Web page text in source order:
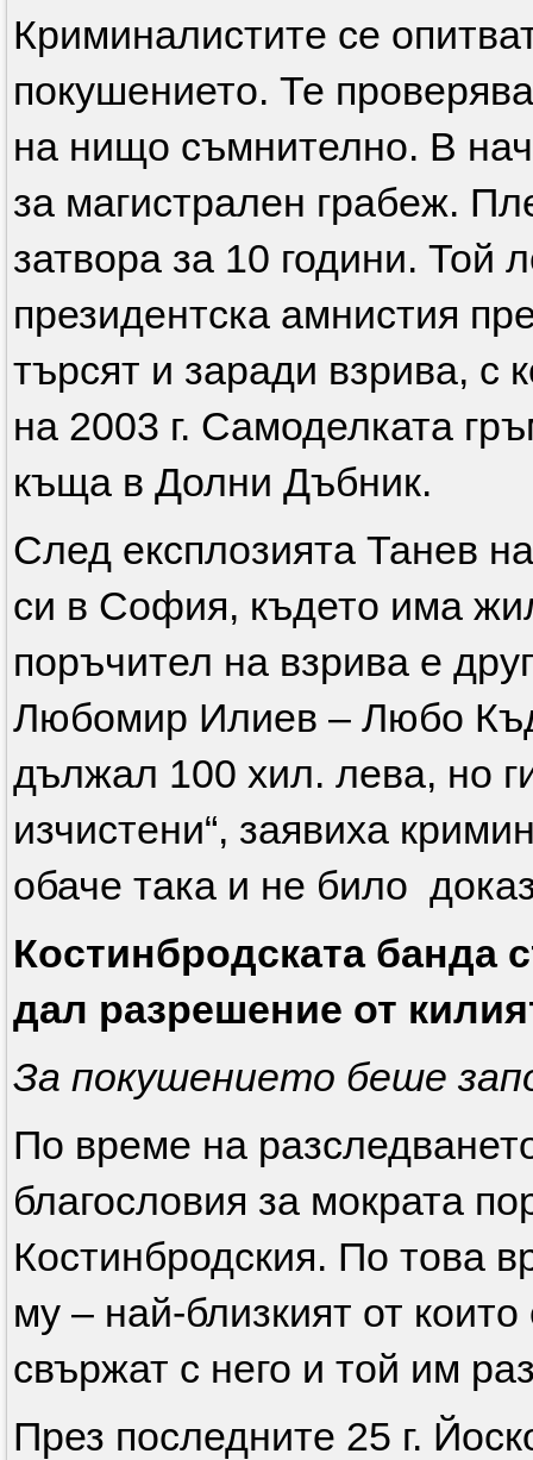
Криминалистите се
покушението. Те
на нищо съмнително. В
за магистрален грабеж.
затвора за 10 години. Той
президентска амнистия
търсят и заради взрива, с
на 2003 г. Самоделката
къща в Долни Дъбник.
След експлозията Танев
си в София, където има
поръчител на взрива е
Любомир Илиев – Любо
дължал 100 хил. лева, но
изчистени“, заявиха
обаче така и не било
Костинбродската банда
дал разрешение от
За покушението беше
По време на
благословия за мократа
Костинбродския. По това
му – най-близкият от
свържат с него и той им
През последните 25 г.